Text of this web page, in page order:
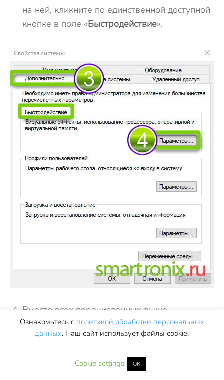
на ней, кликните по единственной доступной
кнопке в поле «Быстродействие».
Вместо всех перечисленных выше
манипуляций вы можете, чтобы несколько
сэкономить время и быстрее разобраться,
реагирует, нажать кнопку с логотипом
Ознакомьтесь с политикой обработки персональных
данных. Наш сайт использует файлы cookie.
Cookie settings ОК